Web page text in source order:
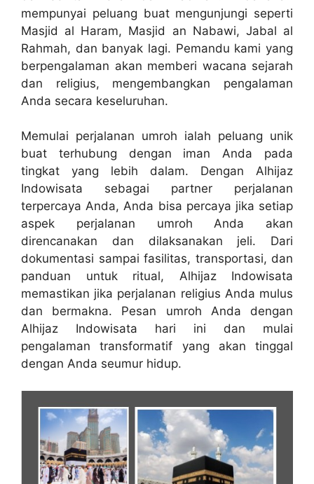
mempunyai peluang buat mengunjungi seperti
Masjid al Haram, Masjid an Nabawi, Jabal al
Rahmah, dan banyak lagi. Pemandu kami yang
berpengalaman akan memberi wacana sejarah
dan religius, mengembangkan pengalaman
Anda secara keseluruhan.
Memulai perjalanan umroh ialah peluang unik
buat terhubung dengan iman Anda pada
tingkat yang lebih dalam. Dengan Alhijaz
Indowisata sebagai partner perjalanan
terpercaya Anda, Anda bisa percaya jika setiap
aspek perjalanan umroh Anda akan
direncanakan dan dilaksanakan jeli. Dari
dokumentasi sampai fasilitas, transportasi, dan
panduan untuk ritual, Alhijaz Indowisata
memastikan jika perjalanan religius Anda mulus
dan bermakna. Pesan umroh Anda dengan
Alhijaz Indowisata hari ini dan mulai
pengalaman transformatif yang akan tinggal
dengan Anda seumur hidup.